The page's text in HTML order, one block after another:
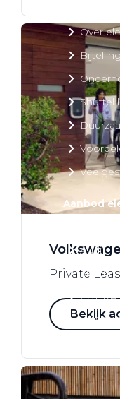
Over
Shuttel
Aanbod
Audi
Škoda
CUPRA
VW
Private
Bekijk